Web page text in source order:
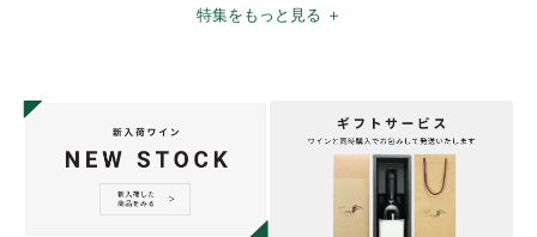
特集をもっと見る ＋